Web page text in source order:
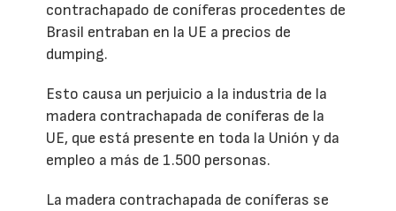
contrachapado de coníferas procedentes de
Brasil entraban en la UE a precios de
dumping.
Esto causa un perjuicio a la industria de la
madera contrachapada de coníferas de la
UE, que está presente en toda la Unión y da
empleo a más de 1.500 personas.
La madera contrachapada de coníferas se